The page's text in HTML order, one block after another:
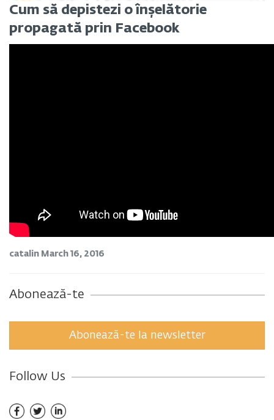
Cum să depistezi o înșelătorie
propagată prin Facebook
catalin March 16, 2016
Abonează-te
Abonează-te la newsletter
Follow Us